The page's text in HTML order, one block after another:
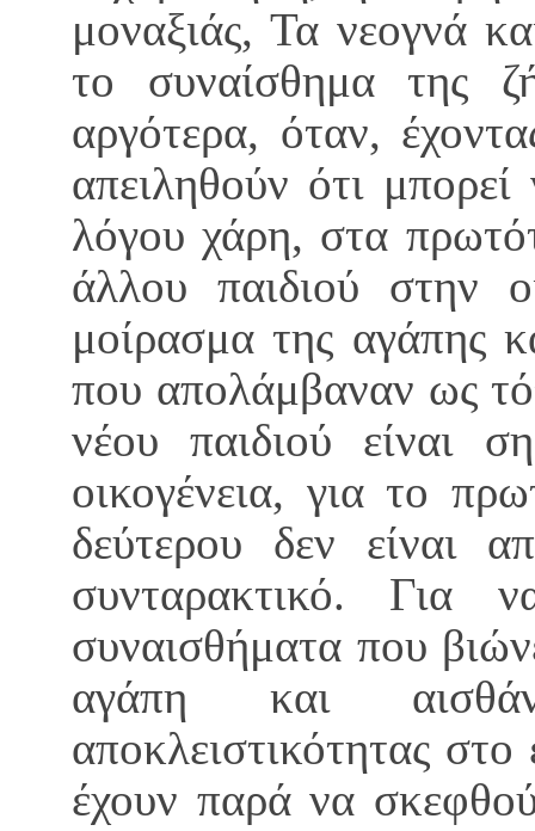
μοναξιάς, Τα νεογνά
το συναίσθημα της
αργότερα, όταν,
απειληθούν ότι
λόγου χάρη, στα
άλλου παιδιού στην
μοίρασμα της αγάπης
που απολάμβαναν ως
νέου παιδιού είναι
οικογένεια, για το
δεύτερου δεν είναι
συνταρακτικό. Για
συναισθήματα που
αγάπη και
αποκλειστικότητας
έχουν παρά να